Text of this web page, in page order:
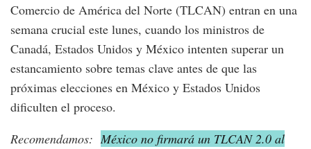
Comercio de América del Norte (TLCAN) entran en una
semana crucial este lunes, cuando los ministros de
Canadá, Estados Unidos y México intenten superar un
estancamiento sobre temas clave antes de que las
próximas elecciones en México y Estados Unidos
dificulten el proceso.
Recomendamos: México no firmará un TLCAN 2.0 al